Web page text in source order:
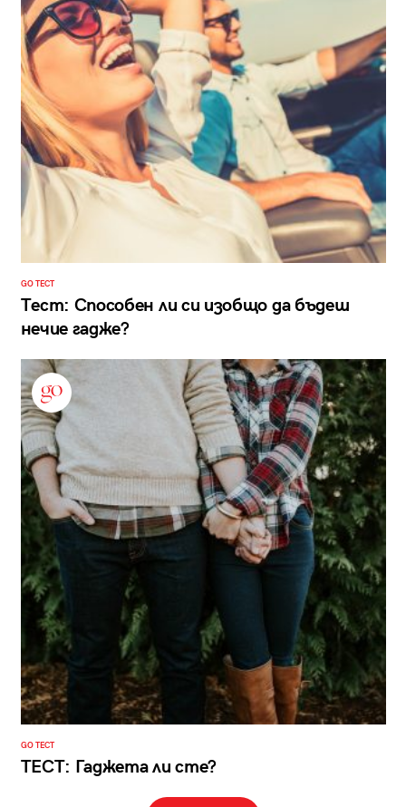
GO ТЕСТ
Тест: Способен ли си изобщо да бъдеш
нечие гадже?
GO ТЕСТ
ТЕСТ: Гаджета ли сте?